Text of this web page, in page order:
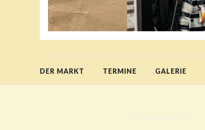
DER MARKT TERMINE GALERIE